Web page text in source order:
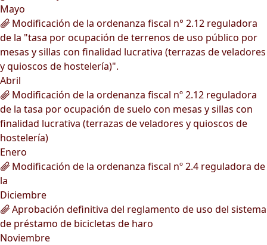
Mayo
Modificación de la ordenanza fiscal n° 2.12 reguladora
de la "tasa por ocupación de terrenos de uso público por
mesas y sillas con finalidad lucrativa (terrazas de veladores
y quioscos de hostelería)".
Abril
Modificación de la ordenanza fiscal nº 2.12 reguladora
de la tasa por ocupación de suelo con mesas y sillas con
finalidad lucrativa (terrazas de veladores y quioscos de
hostelería)
Enero
Modificación de la ordenanza fiscal nº 2.4 reguladora de
la
Diciembre
Aprobación definitiva del reglamento de uso del sistema
de préstamo de bicicletas de haro
Noviembre